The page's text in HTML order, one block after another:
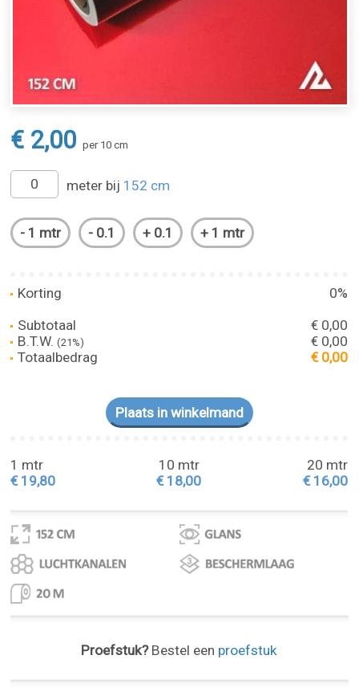
€ 2,00 per 10 cm
meter bij 152 cm
Korting
0%
Subtotaal
€ 0,00
B.T.W.(21%)
€ 0,00
Totaalbedrag
€ 0,00
1 mtr
€ 19,80
10 mtr
€ 18,00
20 mtr
€ 16,00
Proefstuk?Bestel een proefstuk